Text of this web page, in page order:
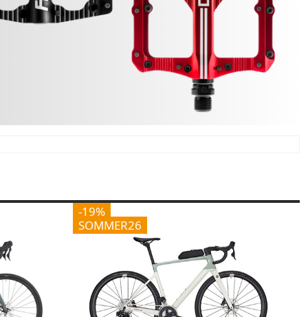
-19%
SOMMER26